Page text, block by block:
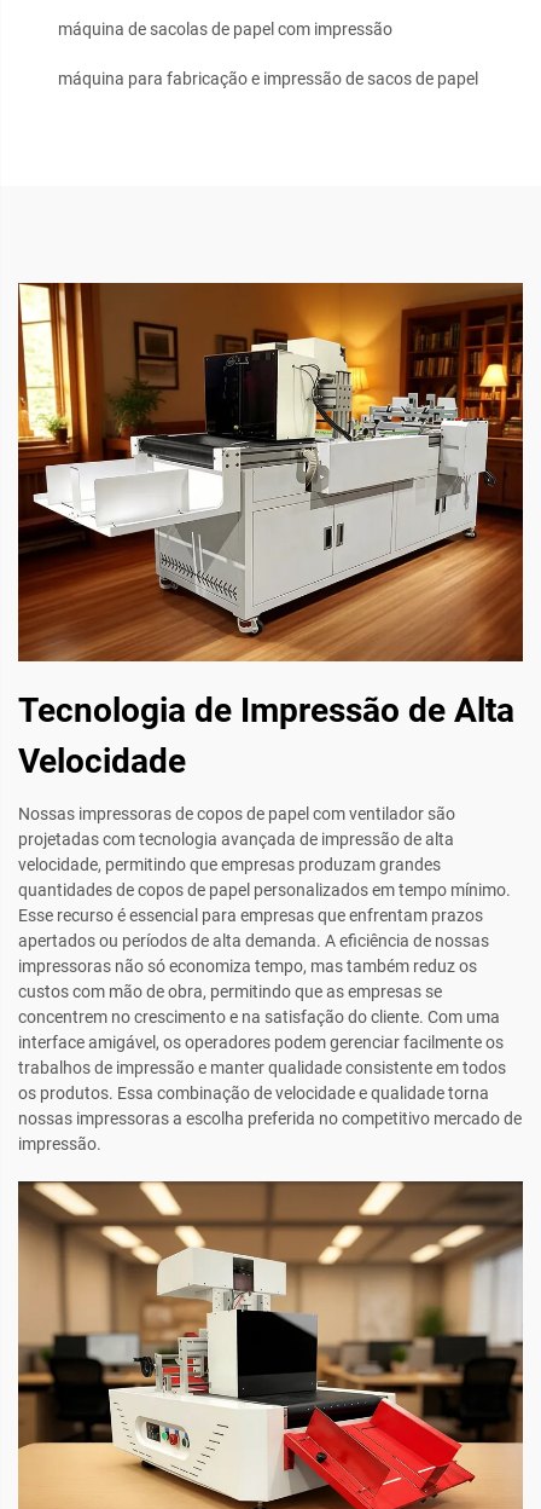
máquina de sacolas de papel com impressão
máquina para fabricação e impressão de sacos de papel
Tecnologia de Impressão de Alta
Velocidade
Nossas impressoras de copos de papel com ventilador são
projetadas com tecnologia avançada de impressão de alta
velocidade, permitindo que empresas produzam grandes
quantidades de copos de papel personalizados em tempo mínimo.
Esse recurso é essencial para empresas que enfrentam prazos
apertados ou períodos de alta demanda. A eficiência de nossas
impressoras não só economiza tempo, mas também reduz os
custos com mão de obra, permitindo que as empresas se
concentrem no crescimento e na satisfação do cliente. Com uma
interface amigável, os operadores podem gerenciar facilmente os
trabalhos de impressão e manter qualidade consistente em todos
os produtos. Essa combinação de velocidade e qualidade torna
nossas impressoras a escolha preferida no competitivo mercado de
impressão.